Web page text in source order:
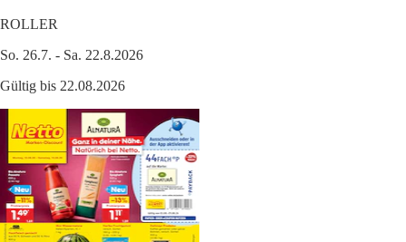
ROLLER
So. 26.7. - Sa. 22.8.2026
Gültig bis 22.08.2026